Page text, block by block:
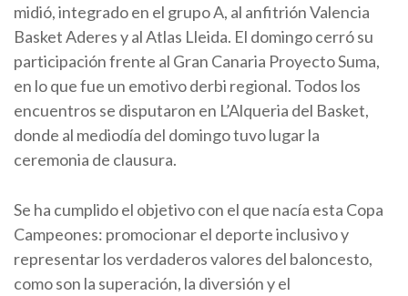
midió, integrado en el grupo A, al anfitrión Valencia
Basket Aderes y al Atlas Lleida. El domingo cerró su
participación frente al Gran Canaria Proyecto Suma,
en lo que fue un emotivo derbi regional. Todos los
encuentros se disputaron en L’Alqueria del Basket,
donde al mediodía del domingo tuvo lugar la
ceremonia de clausura.
Se ha cumplido el objetivo con el que nacía esta Copa
Campeones: promocionar el deporte inclusivo y
representar los verdaderos valores del baloncesto,
como son la superación, la diversión y el